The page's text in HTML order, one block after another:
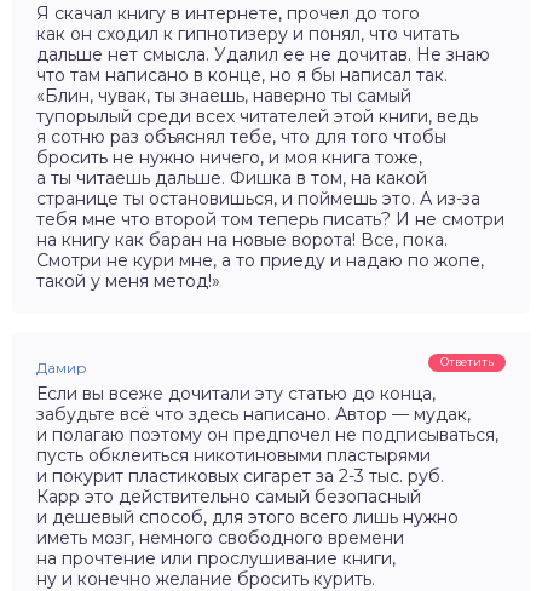
Я скачал книгу в интернете, прочел до того
как он сходил к гипнотизеру и понял, что читать
дальше нет смысла. Удалил ее не дочитав. Не знаю
что там написано в конце, но я бы написал так.
«Блин, чувак, ты знаешь, наверно ты самый
тупорылый среди всех читателей этой книги, ведь
я сотню раз объяснял тебе, что для того чтобы
бросить не нужно ничего, и моя книга тоже,
а ты читаешь дальше. Фишка в том, на какой
странице ты остановишься, и поймешь это. А из-за
тебя мне что второй том теперь писать? И не смотри
на книгу как баран на новые ворота! Все, пока.
Смотри не кури мне, а то приеду и надаю по жопе,
такой у меня метод!»
Дамир Ответить
Если вы всеже дочитали эту статью до конца,
забудьте всё что здесь написано. Автор — мудак,
и полагаю поэтому он предпочел не подписываться,
пусть обклеиться никотиновыми пластырями
и покурит пластиковых сигарет за 2-3 тыс. руб.
Карр это действительно самый безопасный
и дешевый способ, для этого всего лишь нужно
иметь мозг, немного свободного времени
на прочтение или прослушивание книги,
ну и конечно желание бросить курить.